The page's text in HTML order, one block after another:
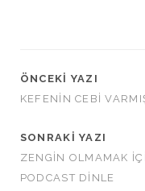
ÖNCEKI YAZI
KEFENİN CEBİ
SONRAKI YAZI
ZENGİN OLMAMAK
PODCAST DINLE